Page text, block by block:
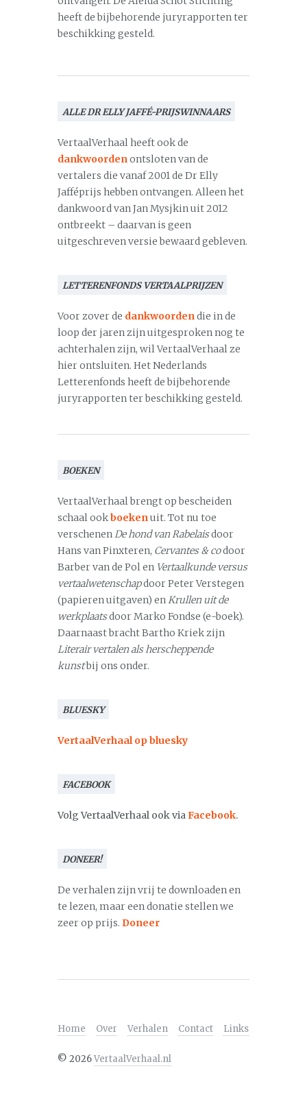
heeft de bijbehorende juryrapporten ter
beschikking gesteld.
ALLE DR ELLY JAFFÉ-PRIJSWINNAARS
VertaalVerhaal heeft ook de
dankwoordenontsloten van de
vertalers die vanaf 2001 de Dr Elly
Jafféprijs hebben ontvangen. Alleen het
dankwoord van Jan Mysjkin uit 2012
ontbreekt – daarvan is geen
uitgeschreven versie bewaard gebleven.
LETTERENFONDS VERTAALPRIJZEN
Voor zover de dankwoordendie in de
loop der jaren zijn uitgesproken nog te
achterhalen zijn, wil VertaalVerhaal ze
hier ontsluiten. Het Nederlands
Letterenfonds heeft de bijbehorende
juryrapporten ter beschikking gesteld.
BOEKEN
VertaalVerhaal brengt op bescheiden
schaal ookboekenuit. Tot nu toe
verschenenDe hond van Rabelaisdoor
Hans van Pinxteren, Cervantes & codoor
Barber van de Pol en Vertaalkunde versus
vertaalwetenschapdoor Peter Verstegen
(papieren uitgaven) enKrullen uit de
werkplaatsdoor Marko Fondse (e-boek).
Daarnaast bracht Bartho Kriek zijn
Literair vertalen als herscheppende
kunstbij ons onder.
BLUESKY
VertaalVerhaal op bluesky
FACEBOOK
Volg VertaalVerhaal ook viaFacebook.
DONEER!
De verhalen zijn vrij te downloaden en
te lezen, maar een donatie stellen we
zeer op prijs. Doneer
Home Over Verhalen Contact Links
© 2026VertaalVerhaal.nl